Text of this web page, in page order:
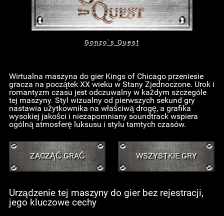
Gonzo`s Quest
Wirtualna maszyna do gier Kings of Chicago przeniesie
gracza na początek XX wieku w Stany Zjednoczone. Urok i
romantyzm czasu jest odczuwalny w każdym szczególe
tej maszyny. Styl wizualny od pierwszych sekund gry
nastawia użytkownika na właściwą drogę, a grafika
wysokiej jakości i niezapomniany soundtrack wspiera
ogólną atmosferę luksusu i stylu tamtych czasów.
ZACZĄĆ GRAĆ WSZYSTKIE GRY
Urządzenie tej maszyny do gier bez rejestracji,
jego kluczowe cechy